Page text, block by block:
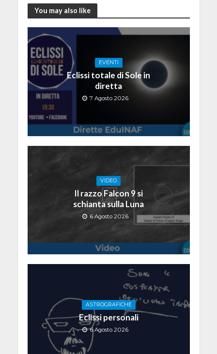
You may also like
EVENTI
Eclissi totale di Sole in
diretta
7 Agosto 2026
VIDEO
Il razzo Falcon 9 si
schianta sulla Luna
6 Agosto 2026
ASTROGRAFICHE
Eclissi personali
6 Agosto 2026